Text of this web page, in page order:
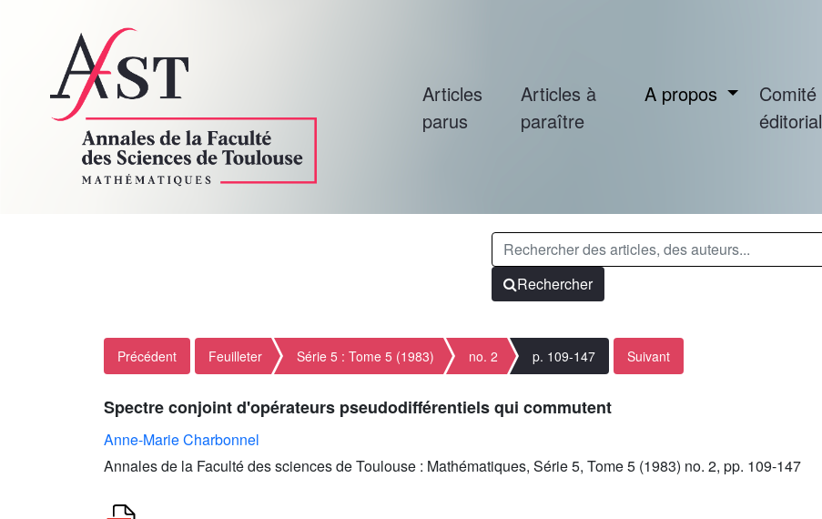
Articles
parus
Articles à
paraître
A propos
Comité
éditorial
Rechercher
Précédent Feuilleter Série 5 : Tome 5 (1983) no. 2 p. 109-147 Suivant
Spectre conjoint d'opérateurs pseudodifférentiels qui commutent
Anne-Marie Charbonnel
Annales de la Faculté des sciences de Toulouse : Mathématiques, Série 5, Tome 5 (1983) no. 2, pp. 109-147